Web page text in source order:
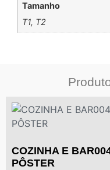
Tamanho
T1, T2
COZINHA E
PÔSTER